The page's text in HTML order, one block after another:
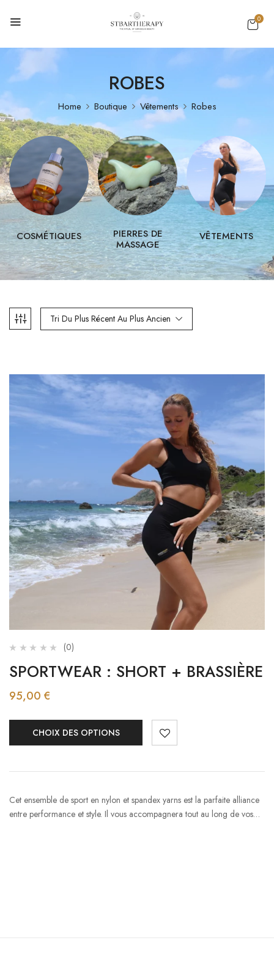
0
ROBES
Home Boutique Vêtements Robes
COSMÉTIQUES
PIERRES DE
MASSAGE
VÊTEMENTS
Tri Du Plus Récent Au Plus Ancien
(0)
SPORTWEAR : SHORT + BRASSIÈRE
95,00 €
CHOIX DES OPTIONS
Cet ensemble de sport en nylon et spandex yarns est la parfaite alliance
entre performance et style. Il vous accompagnera tout au long de vos…